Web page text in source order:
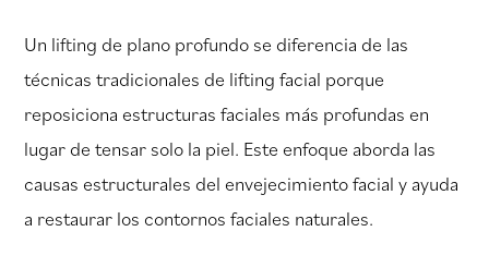
Un lifting de plano profundo se diferencia de las
técnicas tradicionales de lifting facial porque
reposiciona estructuras faciales más profundas en
lugar de tensar solo la piel. Este enfoque aborda las
causas estructurales del envejecimiento facial y ayuda
a restaurar los contornos faciales naturales.